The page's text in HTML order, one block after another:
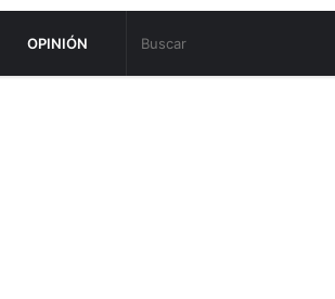
OPINIÓN